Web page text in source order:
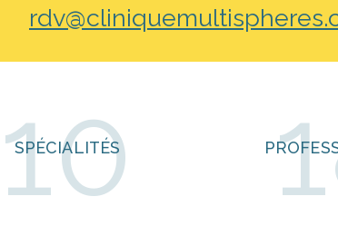
10
SPÉCIALITÉS